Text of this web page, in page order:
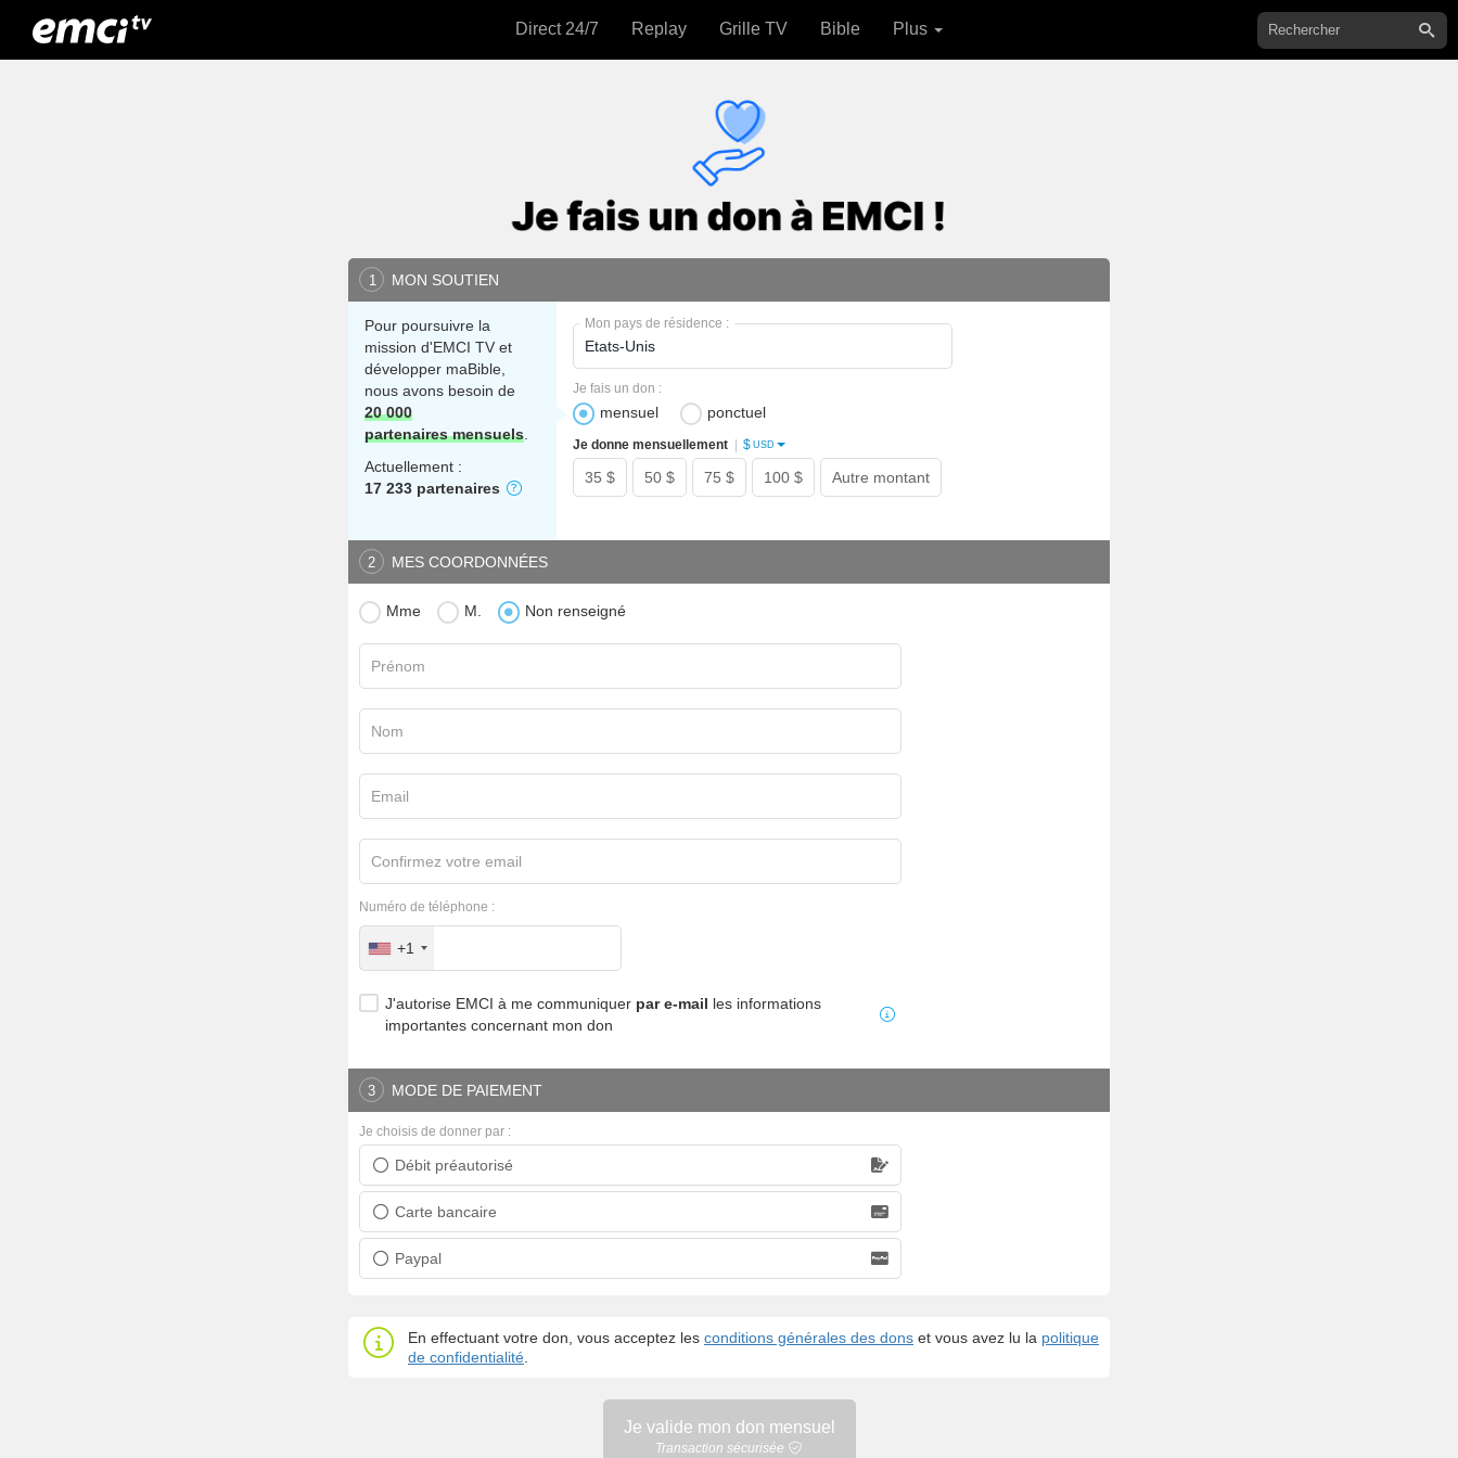
Direct 24/7 Replay Grille TV Bible Plus
1 MON SOUTIEN
Pour poursuivre la
mission d'EMCI TV et
développer maBible,
nous avons besoin de
20 000
partenaires mensuels.
Actuellement :
17 233 partenaires
Mon pays de résidence :
mensuel ponctuel
Je fais un don :
35 $ 50 $ 75 $ 100 $ Autre montant
Je donne mensuellement $ USD
2 MES COORDONNÉES
Mme M. Non renseigné
Prénom
Nom
Email
Confirmez votre email
Numéro de téléphone :
+1
J'autorise EMCI à me communiquer par e-mail les informations
importantes concernant mon don
3 MODE DE PAIEMENT
Débit préautorisé
Prélèvement bancaire
Carte bancaire
Carte bancaire
Paypal
Paypal
Je choisis de donner par :
En effectuant votre don, vous acceptez les conditions générales des dons et vous avez lu la politique
de confidentialité.
Je valide mon don mensuel
Transaction sécurisée